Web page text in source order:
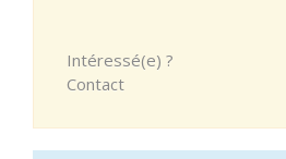
Intéressé(e) ?
Contact